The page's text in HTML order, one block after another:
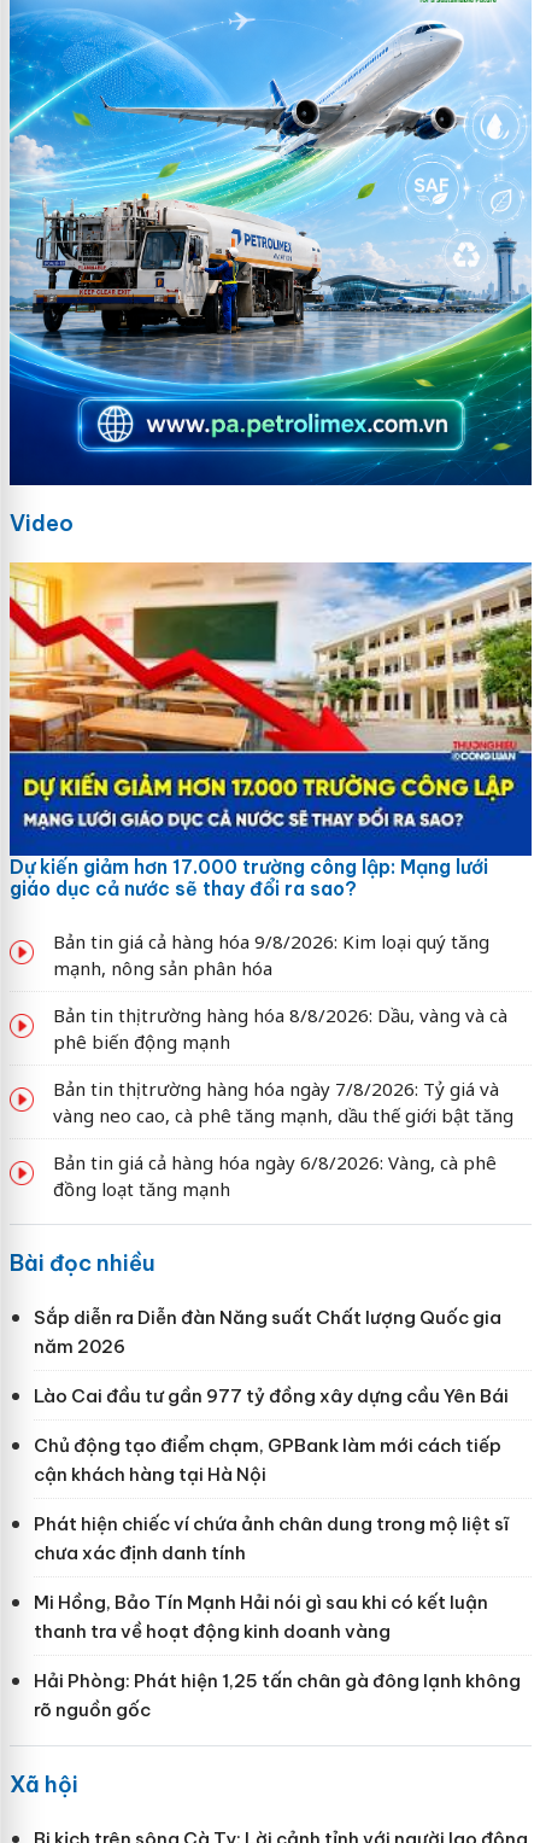
Video
Dự kiến giảm hơn 17.000 trường công lập: Mạng lưới
giáo dục cả nước sẽ thay đổi ra sao?
Bản tin giá cả hàng hóa 9/8/2026: Kim loại quý tăng
mạnh, nông sản phân hóa
Bản tin thị trường hàng hóa 8/8/2026: Dầu, vàng và cà
phê biến động mạnh
Bản tin thị trường hàng hóa ngày 7/8/2026: Tỷ giá và
vàng neo cao, cà phê tăng mạnh, dầu thế giới bật tăng
Bản tin giá cả hàng hóa ngày 6/8/2026: Vàng, cà phê
đồng loạt tăng mạnh
Bài đọc nhiều
Sắp diễn ra Diễn đàn Năng suất Chất lượng Quốc gia
năm 2026
Lào Cai đầu tư gần 977 tỷ đồng xây dựng cầu Yên Bái
Chủ động tạo điểm chạm, GPBank làm mới cách tiếp
cận khách hàng tại Hà Nội
Phát hiện chiếc ví chứa ảnh chân dung trong mộ liệt sĩ
chưa xác định danh tính
Mi Hồng, Bảo Tín Mạnh Hải nói gì sau khi có kết luận
thanh tra về hoạt động kinh doanh vàng
Hải Phòng: Phát hiện 1,25 tấn chân gà đông lạnh không
rõ nguồn gốc
Xã hội